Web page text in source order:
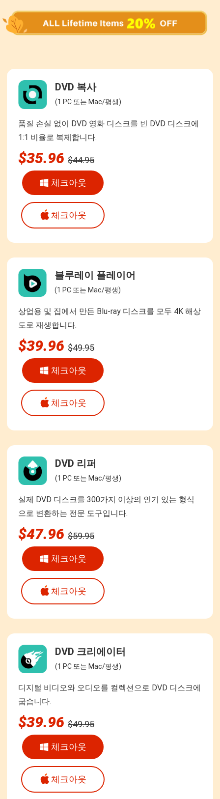
DVD 복사
(1 PC 또는 Mac/평생)
품질 손실 없이 DVD 영화 디스크를 빈 DVD 디스크에
1:1 비율로 복제합니다.
$35.96 $44.95
체크아웃
체크아웃
블루레이 플레이어
(1 PC 또는 Mac/평생)
상업용 및 집에서 만든 Blu-ray 디스크를 모두 4K 해상
도로 재생합니다.
$39.96 $49.95
체크아웃
체크아웃
DVD 리퍼
(1 PC 또는 Mac/평생)
실제 DVD 디스크를 300가지 이상의 인기 있는 형식
으로 변환하는 전문 도구입니다.
$47.96 $59.95
체크아웃
체크아웃
DVD 크리에이터
(1 PC 또는 Mac/평생)
디지털 비디오와 오디오를 컬렉션으로 DVD 디스크에
굽습니다.
$39.96 $49.95
체크아웃
체크아웃